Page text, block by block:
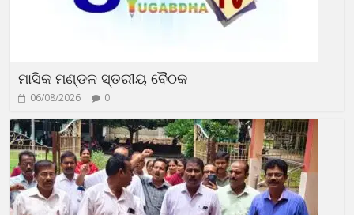
ମାସିକ ମଣ୍ଡଳ ସ୍ତରୀୟ ବୈଠକ
06/08/2026 0